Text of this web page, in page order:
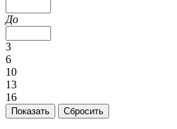
До
3
6
10
13
16